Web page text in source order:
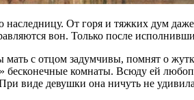
От горя и тяжких дум
вон. Только после
мать с отцом задумчивы, помнят о
бесконечные комнаты. Всюду ей
виде девушки она ничуть не